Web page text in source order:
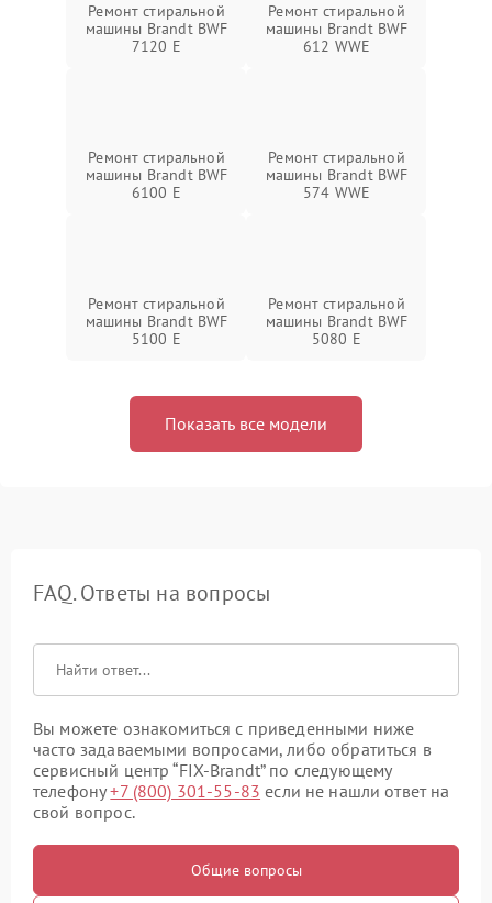
Ремонт стиральной
машины Brandt BWF
7120 E
Ремонт стиральной
машины Brandt BWF
612 WWE
Ремонт стиральной
машины Brandt BWF
6100 E
Ремонт стиральной
машины Brandt BWF
574 WWE
Ремонт стиральной
машины Brandt BWF
5100 E
Ремонт стиральной
машины Brandt BWF
5080 E
Показать все модели
FAQ. Ответы на вопросы
Вы можете ознакомиться с приведенными ниже
часто задаваемыми вопросами, либо обратиться в
сервисный центр “FIX-Brandt” по следующему
телефону+7 (800) 301-55-83 если не нашли ответ на
свой вопрос.
Общие вопросы